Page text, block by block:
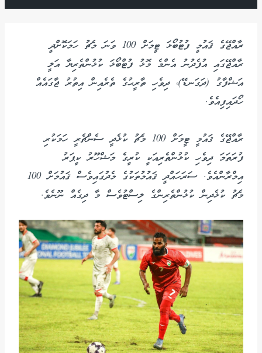
ރާއްޖޭގެ ޤައުމީ ފުޓުބޯޅަ ޓީމަށް 100 ވަނަ މެޗު ހަމަކޮށްދީ
ރާއްޖޭގައި އުފެދުނު އެންމެ މޮޅު ފުޓްބޯޅަ ކުޅުންތެރިޔާ އަލީ
އަޝްފާގު (ދަގަނޑޭ)، ދިވެހި ތާރީޙުގެ ތެރެއިން އިތުރު ޖާގައެއް
ހޯދައިފިއެވެ.
ރާއްޖޭގެ ޤައުމީ ޓީމަށް 100 މެޗު ކުޅެދީ ސެންޗެރީ ހަމަކުރި
ފުރަތަމަ ދިވެހި ކުޅުންތެރިއަކީ ކުރީގެ މަޝްހޫރު ކީޕަރު
އިމްރާންއެވެ. ސަރަހައްދީ ޤައުމުތަކުގެ މެދުގައިވެސް ޤައުމަށް 100
މެޗު ކުޅެދިން ކުޅުންތެރިންގެ ލިސްޓުވެސް މާ ދިގެއް ނޫނެވެ.